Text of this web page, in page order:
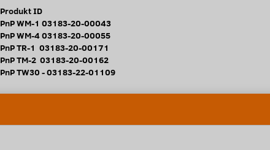
Produkt ID
PnP WM-1 03183-20-00043
PnP WM-4 03183-20-00055
PnP TR-1 03183-20-00171
PnP TM-2 03183-20-00162
PnP TW30 - 03183-22-01109